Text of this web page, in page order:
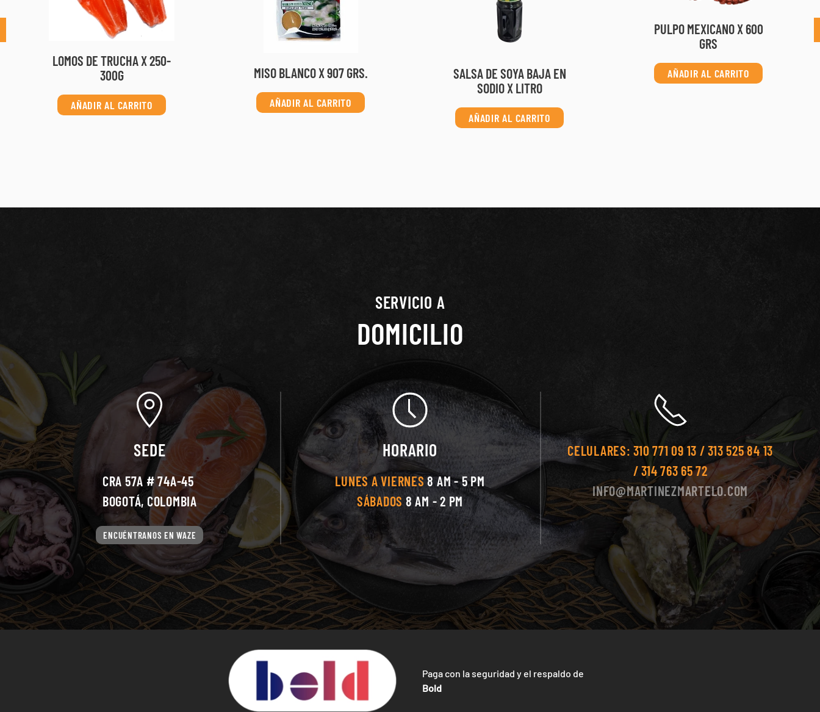
LOMOS DE TRUCHA X 250-
300G
AÑADIR AL CARRITO
MISO BLANCO X 907 GRS.
AÑADIR AL CARRITO
SALSA DE SOYA BAJA EN
SODIO X LITRO
AÑADIR AL CARRITO
PULPO MEXICANO X 600
GRS
AÑADIR AL CARRITO
SERVICIO A
DOMICILIO
SEDE
CRA 57A # 74A-45
BOGOTÁ, COLOMBIA
ENCUÉNTRANOS EN WAZE
HORARIO
LUNES A VIERNES8 AM - 5 PM
SÁBADOS 8 AM - 2 PM
CELULARES: 310 771 09 13 / 313 525 84 13
/ 314 763 65 72
INFO@MARTINEZMARTELO.COM
Paga con la seguridad y el respaldo de
Bold